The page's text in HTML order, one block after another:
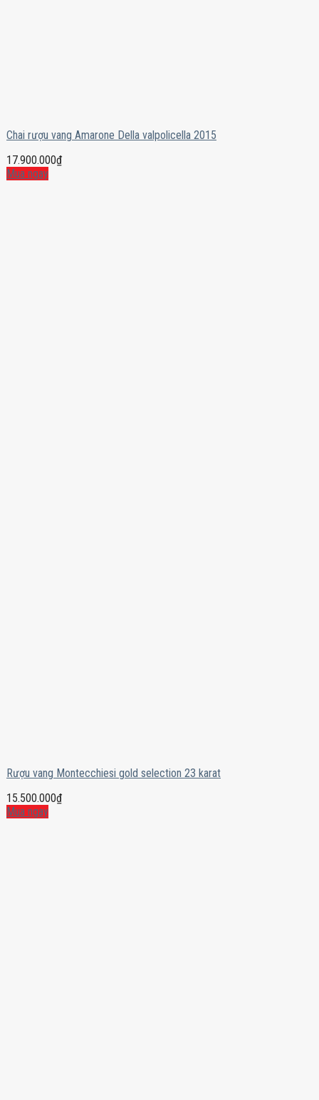
Chai rượu vang Amarone Della valpolicella 2015
17.900.000₫
Mua ngay
Rượu vang Montecchiesi gold selection 23 karat
15.500.000₫
Mua ngay